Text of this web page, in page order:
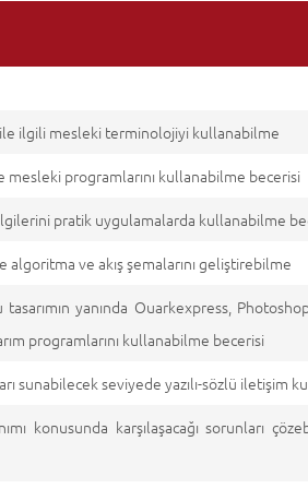
ile ilgili mesleki terminolojiyi kullanabilme
mesleki programlarını kullanabilme becerisi
pratik uygulamalarda kullanabilme
ve akış şemalarını geliştirebilme
yanında Ouarkexpress,
programlarını kullanabilme becerisi
sunabilecek seviyede yazılı-sözlü iletişim
konusunda karşılaşacağı sorunları